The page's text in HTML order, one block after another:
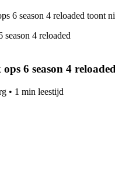
6 season 4 reloaded toont
6 season 4
• 1 min leestijd